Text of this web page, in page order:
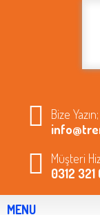
Bize Yazın;
Müşteri
0312 321
MENU